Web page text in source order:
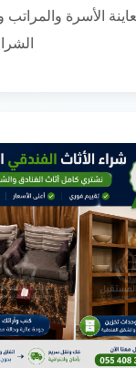
الأسرة والمراتب